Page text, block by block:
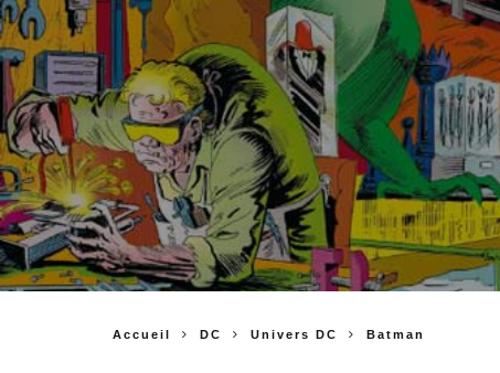
Accueil DC Univers DC Batman